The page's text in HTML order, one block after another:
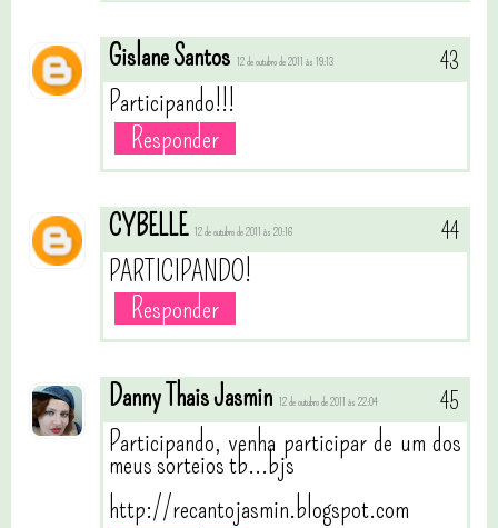
Gislane Santos 12 de outubro de 2011 às 19:13
Participando!!!
Responder
CYBELLE 12 de outubro de 2011 às 20:16
PARTICIPANDO!
Responder
Danny Thais Jasmin 12 de outubro de 2011 às 22:04
Participando, venha participar de um dos
meus sorteios tb...bjs
http://recantojasmin.blogspot.com